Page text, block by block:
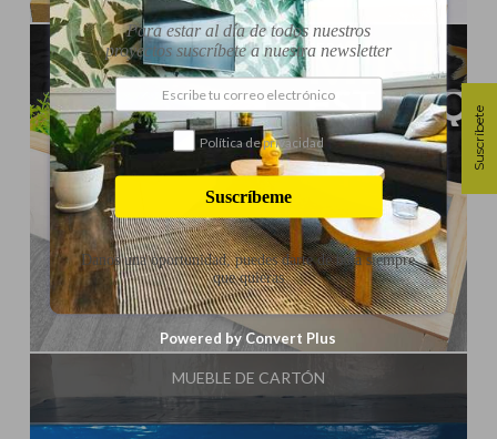
FUENTE DE AGUA CASERA
Influencer:Rincón Útil
MUEBLE DE CARTÓN
Suscríbete
Para estar al día de todos nuestros
proyectos suscríbete a nuestra newsletter
Política de privacidad
Suscríbeme
Danos una oportunidad, puedes darte de baja siempre
que quieras
Powered by Convert Plus